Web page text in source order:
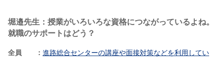
堀邉先生：授業がいろいろな資格につながっているよね。
就職のサポートはどう？
全員 ： 進路総合センターの講座や面接対策などを利用してい